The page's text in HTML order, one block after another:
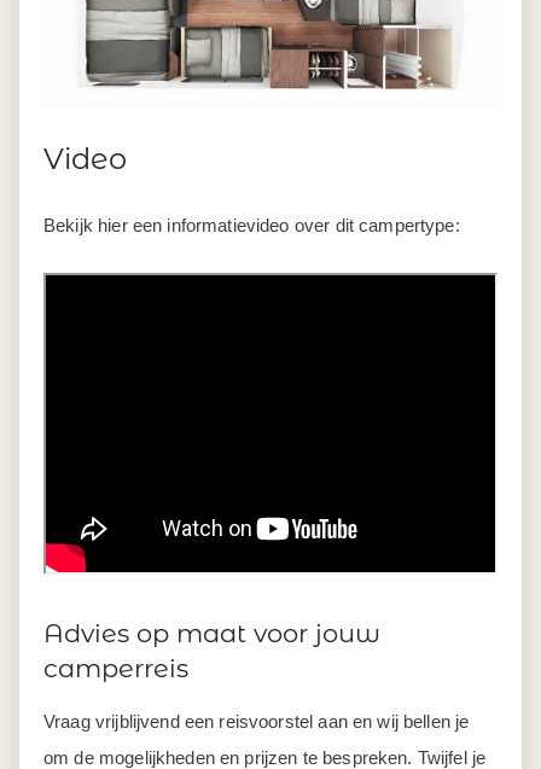
Video
Bekijk hier een informatievideo over dit campertype:
Advies op maat voor jouw
camperreis
Vraag vrijblijvend een reisvoorstel aan en wij bellen je
om de mogelijkheden en prijzen te bespreken. Twijfel je